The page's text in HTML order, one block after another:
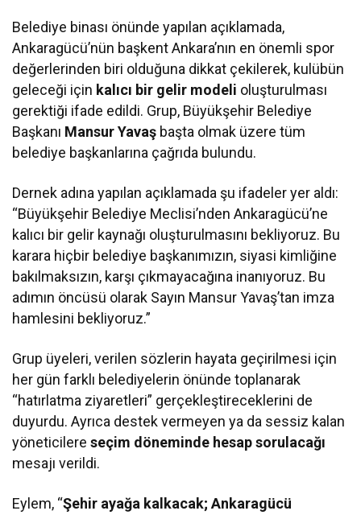
Belediye binası önünde yapılan açıklamada,
Ankaragücü’nün başkent Ankara’nın en önemli spor
değerlerinden biri olduğuna dikkat çekilerek, kulübün
geleceği için kalıcı bir gelir modeli oluşturulması
gerektiği ifade edildi. Grup, Büyükşehir Belediye
Başkanı Mansur Yavaş başta olmak üzere tüm
belediye başkanlarına çağrıda bulundu.
Dernek adına yapılan açıklamada şu ifadeler yer aldı:
“Büyükşehir Belediye Meclisi’nden Ankaragücü’ne
kalıcı bir gelir kaynağı oluşturulmasını bekliyoruz. Bu
karara hiçbir belediye başkanımızın, siyasi kimliğine
bakılmaksızın, karşı çıkmayacağına inanıyoruz. Bu
adımın öncüsü olarak Sayın Mansur Yavaş’tan imza
hamlesini bekliyoruz.”
Grup üyeleri, verilen sözlerin hayata geçirilmesi için
her gün farklı belediyelerin önünde toplanarak
“hatırlatma ziyaretleri” gerçekleştireceklerini de
duyurdu. Ayrıca destek vermeyen ya da sessiz kalan
yöneticilereseçim döneminde hesap sorulacağı
mesajı verildi.
Eylem, “Şehir ayağa kalkacak; Ankaragücü